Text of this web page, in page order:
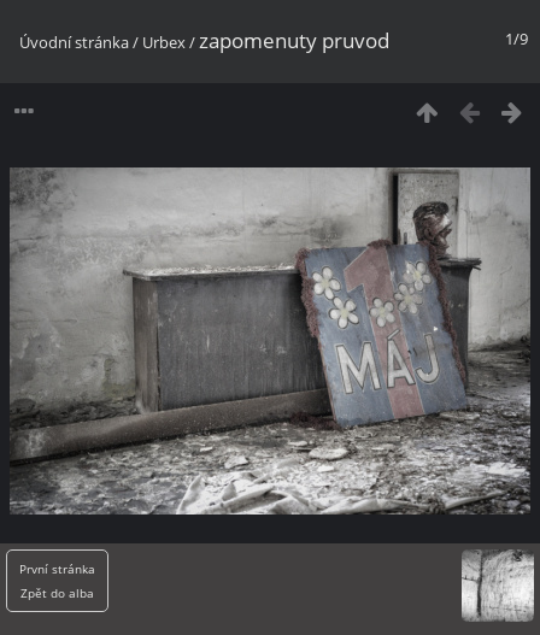
1/9
Úvodní stránka/ Urbex/zapomenuty pruvod
První stránka
Zpět do alba